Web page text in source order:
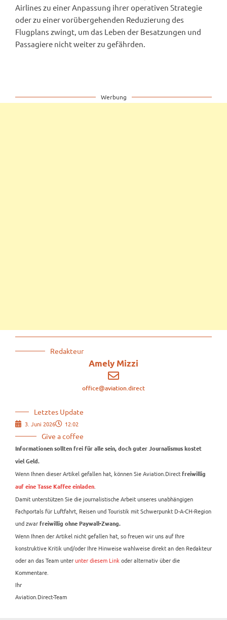
Redakteur
Amely Mizzi
office@aviation.direct
Letztes Update
3. Juni 2026 12:02
Give a coffee
Informationen sollten frei für alle sein, doch guter Journalismus kostet
viel Geld.
Wenn Ihnen dieser Artikel gefallen hat, können Sie Aviation.Direct freiwillig
auf eine Tasse Kaffee einladen
Damit unterstützen Sie die journalistische Arbeit unseres unabhängigen
Fachportals für Luftfahrt, Reisen und Touristik mit Schwerpunkt D-A-CH-Region
und zwar freiwillig ohne Paywall-Zwang.
Wenn Ihnen der Artikel nicht gefallen hat, so freuen wir uns auf Ihre
konstruktive Kritik und/oder Ihre Hinweise wahlweise direkt an den Redakteur
oder an das Team unterunter diesem Link oder alternativ über die
Kommentare.
Ihr
Aviation.Direct-Team
Airlines zu einer Anpassung ihrer operativen Strategie
oder zu einer vorübergehenden Reduzierung des
Flugplans zwingt, um das Leben der Besatzungen und
Passagiere nicht weiter zu gefährden.
Werbung